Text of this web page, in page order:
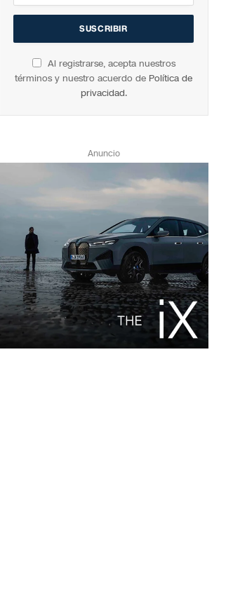
Al registrarse, acepta nuestros
términos y nuestro acuerdo de Política de
privacidad.
Anuncio